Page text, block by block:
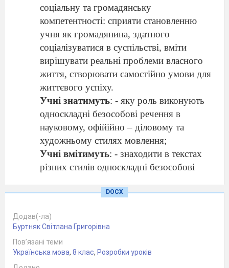
соціальну та громадянську
компетентності: сприяти становленню
учня як громадянина, здатного
соціалізуватися в суспільстві, вміти
вирішувати реальні проблеми власного
життя, створювати самостійно умови для
життєвого успіху.
Учні знатимуть: - яку роль виконують
односкладні безособові речення в
науковому, офійійно – діловому та
художньому стилях мовлення;
Учні вмітимуть: - знаходити в текстах
різних стилів односкладні безособові
трансформувати безособові речення.
використанням структури особистісно
зорієнтованого уроку
Обладнання:картки – пам’ятки «Стилі
мовлення», картки із завданням,
DOCX
Додав(-ла)
Буртняк Світлана Григорівна
Пов’язані теми
Українська мова, 8 клас, Розробки уроків